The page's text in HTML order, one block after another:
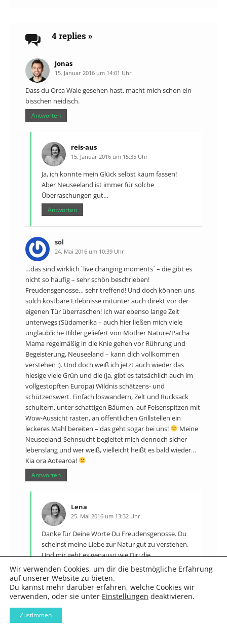
4 replies »
Jonas
15. Januar 2016 um 14:01 Uhr
Dass du Orca Wale gesehen hast, macht mich schon ein
bisschen neidisch.
Antworten
reis-aus
15. Januar 2016 um 15:35 Uhr
Ja, ich konnte mein Glück selbst kaum fassen!
Aber Neuseeland ist immer für solche
Überraschungen gut…
Antworten
sol
24. Mai 2016 um 10:39 Uhr
…das sind wirklich `live changing moments´ – die gibt es
nicht so häufig – sehr schön beschrieben!
Freudensgenosse… sehr treffend! Und doch können uns
solch kostbare Erlebnisse mitunter auch direkt vor der
eigenen Tür überraschen! Ich war ebenso lange Zeit
unterwegs (Südamerika – auch hier ließen mich viele
unglaubliche Bilder geliefert von Mother Nature/Pacha
Mama regelmäßig in die Knie gehen vor Rührung und
Begeisterung, Neuseeland – kann dich vollkommen
verstehen :). Und doch weiß ich jetzt auch wieder das
hiesige viele Grün und die (ja, gibt es tatsächlich auch im
vollgestopften Europa) Wildnis schätzens- und
schützenswert. Einfach loswandern, Zelt und Rucksack
schultern, unter schattigen Bäumen, auf Felsenspitzen mit
Wow-Aussicht rasten, an öffentlichen Grillstellen ein
leckeres Mahl bereiten – das geht sogar bei uns!
Meine
Neuseeland-Sehnsucht begleitet mich dennoch sicher
lebenslang und wer weiß, vielleicht heißt es bald wieder…
Kia ora Aotearoa!
Antworten
Lena
25. Mai 2016 um 13:32 Uhr
Danke für Deine Worte Du Freudensgenosse. Du
scheinst meine Liebe zur Natur gut zu verstehen.
Und mir geht es genauso wie Dir: die
Wertschätzung zum eigenen Land ist bei mir
durch die Fernreisen auch immer größer
geworden. Ein toller Nebeneffekt wenn neben
dem Fernweh auch das Heimweh spürbar wird.
Lass es Dir gut gehen, egal wo Du bist!
Wir verwenden Cookies, um dir die bestmögliche Erfahrung
auf unserer Website zu bieten.
Du kannst mehr darüber erfahren, welche Cookies wir
verwenden, oder sie unter Einstellungen deaktivieren.
Zustimmen